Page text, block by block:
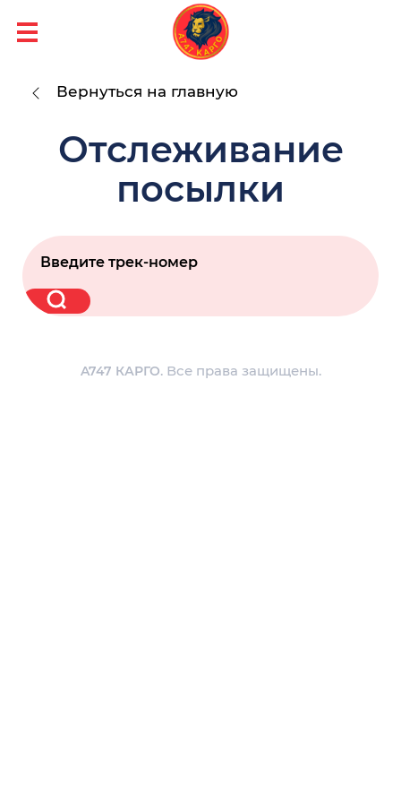
Вернуться на главную
Отслеживание
посылки
A747 КАРГО. Все права защищены.